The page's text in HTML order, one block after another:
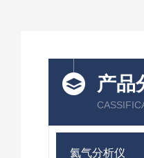
产品
氦气分析仪